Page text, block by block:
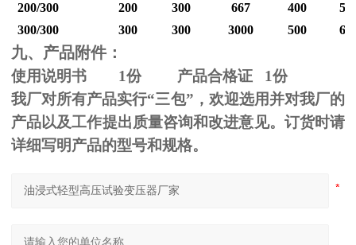
200/300
200 300 667 400
300/300
300 300 3000 500
九、产品附件：
使用说明书 1份 产品合格证 1份
我厂对所有产品实行“三包”，欢迎选用并对我厂的
产品以及工作提出质量咨询和改进意见。订货时请
详细写明产品的型号和规格。